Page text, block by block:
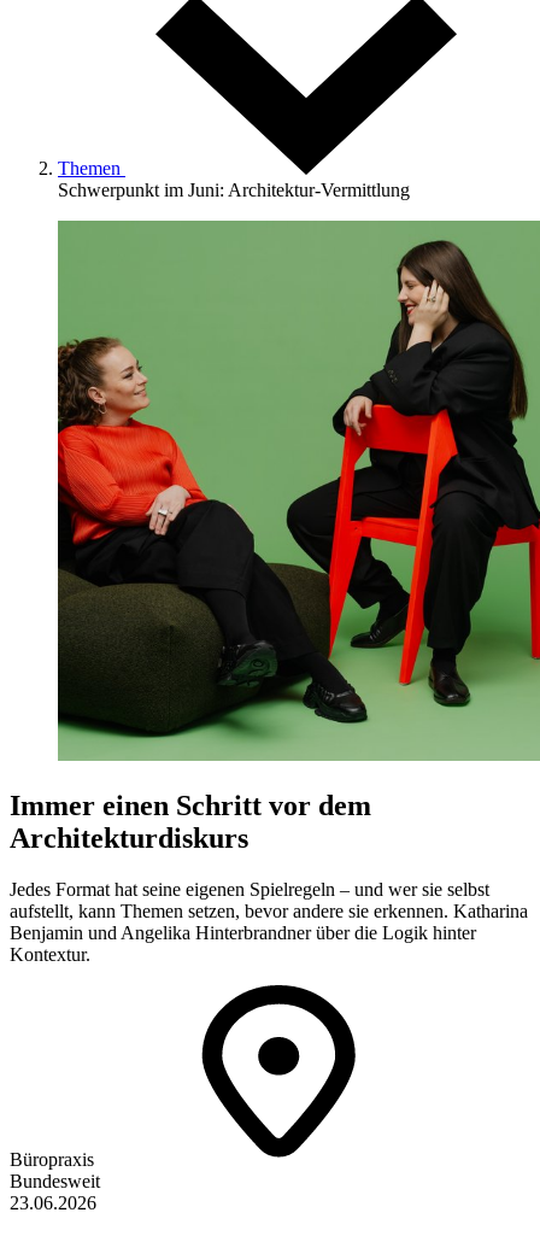
Themen
Schwerpunkt im Juni: Architektur-Vermittlung
Immer einen Schritt vor dem
Architekturdiskurs
Jedes Format hat seine eigenen Spielregeln – und wer sie selbst
aufstellt, kann Themen setzen, bevor andere sie erkennen. Katharina
Benjamin und Angelika Hinterbrandner über die Logik hinter
Kontextur.
Büropraxis
Bundesweit
23.06.2026